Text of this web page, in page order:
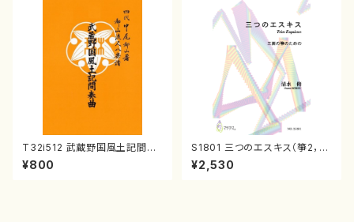
T32i512 武蔵野国風土記間奏
曲（尺八/初代 山川園松/楽譜）
都山流公刊楽譜曲番:2221
¥800
S1801 三つのエスキス（箏2，1
7/清水 脩/楽譜）
¥2,530